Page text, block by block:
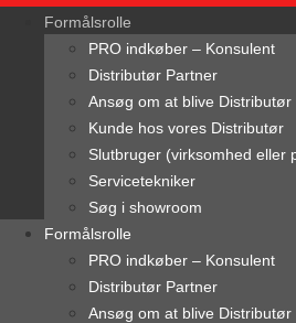
contentFormålsrolle
PRO indkøber – Konsulent
Distributør Partner
Ansøg om at blive Distributør
Kunde hos vores Distributør
Slutbruger (virksomhed eller
Servicetekniker
Søg i showroom
Formålsrolle
PRO indkøber – Konsulent
Distributør Partner
Ansøg om at blive Distributør